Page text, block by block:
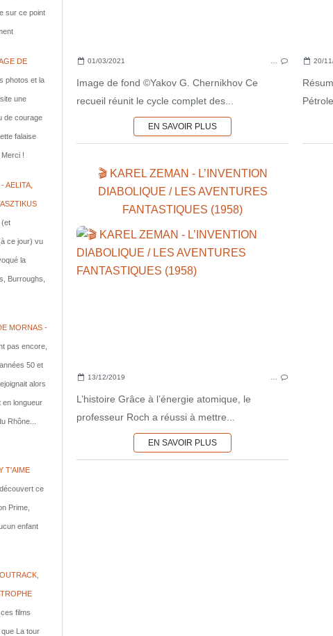
01/03/2021
Image de fond ©Yakov G. Chernikhov Ce
recueil réunit le cycle complet des...
EN SAVOIR PLUS
20/
🎬 KAREL ZEMAN - L’INVENTION
DIABOLIQUE / LES AVENTURES
FANTASTIQUES (1958)
13/12/2019
L’histoire Grâce à l’énergie atomique, le
professeur Roch a réussi à mettre...
EN SAVOIR PLUS
sur ce point
DE
photos et la
une
de courage
falaise
!
AELITA,
(et
ce jour) vu
la
Burroughs,
MORNAS -
pas encore,
50 et
alors
en longueur
Rhône...
T'AIME
découvert ce
Prime,
enfant
films
La tour